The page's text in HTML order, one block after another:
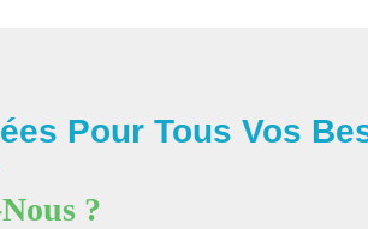
Pour Tous Vos
?